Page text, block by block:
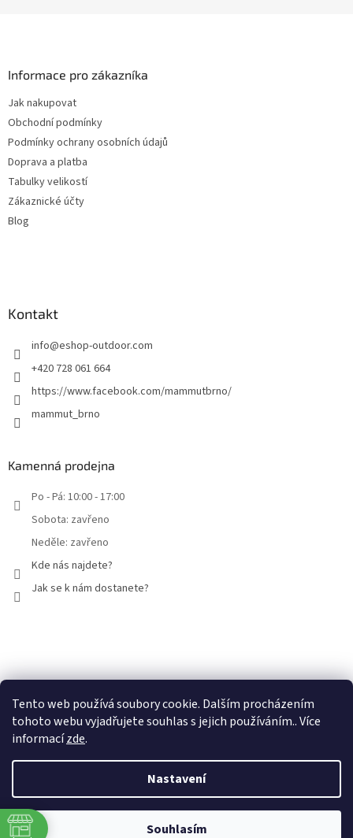
Tento web používá soubory cookie. Dalším procházením
tohoto webu vyjadřujete souhlas s jejich používáním.. Více
informacízde.
Nastavení
Souhlasím
Informace pro zákazníka
Jak nakupovat
Obchodní podmínky
Podmínky ochrany osobních údajů
Doprava a platba
Tabulky velikostí
Zákaznické účty
Blog
Kontakt
info@eshop-outdoor.com
+420 728 061 664
https://www.facebook.com/mammutbrno/
mammut_brno
Kamenná prodejna
Po - Pá: 10:00 - 17:00
Sobota: zavřeno
Neděle: zavřeno
Kde nás najdete?
Jak se k nám dostanete?
Facebook
Vytvořil Shoptet
Copyright 2026 Mammut Brno. Všechna práva vyhrazena.